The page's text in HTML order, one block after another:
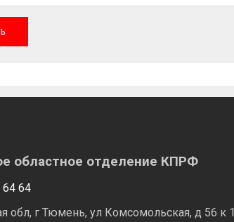
областное отделение КПРФ
64 64
обл, г Тюмень, ул Комсомольская, д 56 к 1